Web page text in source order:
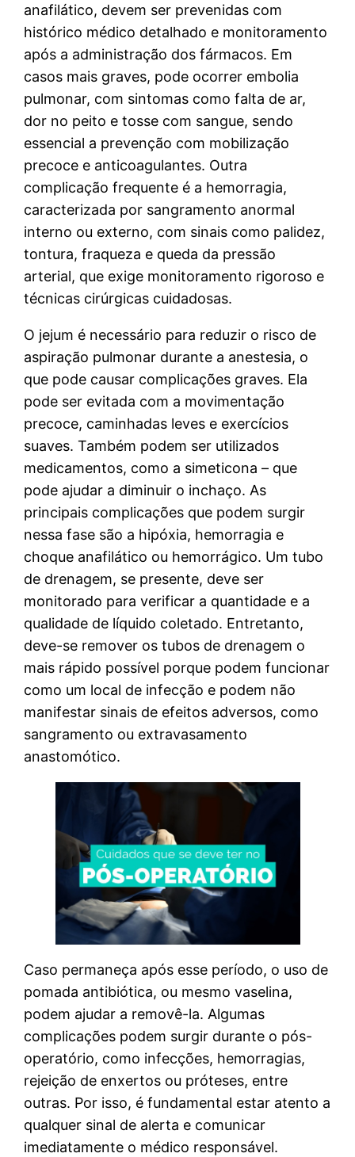
anafilático, devem ser prevenidas com
histórico médico detalhado e monitoramento
após a administração dos fármacos. Em
casos mais graves, pode ocorrer embolia
pulmonar, com sintomas como falta de ar,
dor no peito e tosse com sangue, sendo
essencial a prevenção com mobilização
precoce e anticoagulantes. Outra
complicação frequente é a hemorragia,
caracterizada por sangramento anormal
interno ou externo, com sinais como palidez,
tontura, fraqueza e queda da pressão
arterial, que exige monitoramento rigoroso e
técnicas cirúrgicas cuidadosas.
O jejum é necessário para reduzir o risco de
aspiração pulmonar durante a anestesia, o
que pode causar complicações graves. Ela
pode ser evitada com a movimentação
precoce, caminhadas leves e exercícios
suaves. Também podem ser utilizados
medicamentos, como a simeticona – que
pode ajudar a diminuir o inchaço. As
principais complicações que podem surgir
nessa fase são a hipóxia, hemorragia e
choque anafilático ou hemorrágico. Um tubo
de drenagem, se presente, deve ser
monitorado para verificar a quantidade e a
qualidade de líquido coletado. Entretanto,
deve-se remover os tubos de drenagem o
mais rápido possível porque podem funcionar
como um local de infecção e podem não
manifestar sinais de efeitos adversos, como
sangramento ou extravasamento
anastomótico.
Caso permaneça após esse período, o uso de
pomada antibiótica, ou mesmo vaselina,
podem ajudar a removê-la. Algumas
complicações podem surgir durante o pós-
operatório, como infecções, hemorragias,
rejeição de enxertos ou próteses, entre
outras. Por isso, é fundamental estar atento a
qualquer sinal de alerta e comunicar
imediatamente o médico responsável.